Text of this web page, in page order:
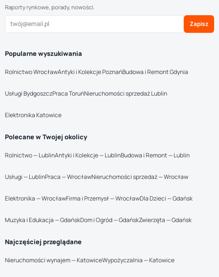
Raporty rynkowe, porady, nowości.
Zapisz
Popularne wyszukiwania
Rolnictwo WrocławAntyki i Kolekcje PoznańBudowa i Remont Gdynia
Usługi BydgoszczPraca ToruńNieruchomości sprzedaż Lublin
Elektronika Katowice
Polecane w Twojej okolicy
Rolnictwo — LublinAntyki i Kolekcje — LublinBudowa i Remont — Lublin
Usługi — LublinPraca — WrocławNieruchomości sprzedaż — Wrocław
Elektronika — WrocławFirma i Przemysł — WrocławDla Dzieci — Gdańsk
Muzyka i Edukacja — GdańskDom i Ogród — GdańskZwierzęta — Gdańsk
Najczęściej przeglądane
Nieruchomości wynajem — KatowiceWypożyczalnia — Katowice